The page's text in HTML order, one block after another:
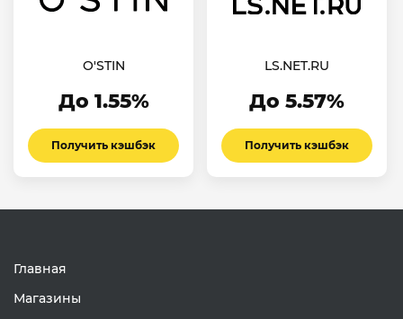
O'STIN
До 1.55%
Получить кэшбэк
LS.NET.RU
До 5.57%
Получить кэшбэк
Главная
Магазины